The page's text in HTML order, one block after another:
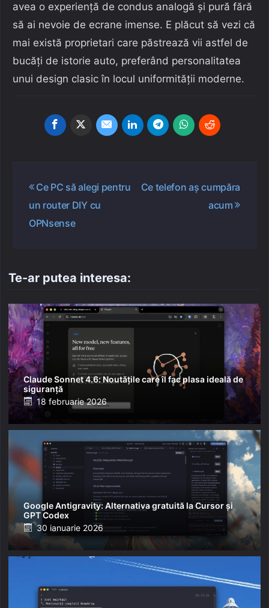
avea o experiență de condus analogă și pură fără
să ai nevoie de ecrane imense. E plăcut să vezi că
mai există proprietari care păstrează vii astfel de
bucăți de istorie auto, preferând personalitatea
unui design clasic în locul uniformității moderne.
Navigare
articole
Ce PC să alegi pentru
un router DIY cu
OPNsense
Ce telefon aș cumpăra
acum
Te-ar putea interesa:
Claude Sonnet 4.6: Noutățile care îl fac plasa ideală de
siguranță
Posted
18 februarie 2026
Google Antigravity: Alternativa gratuită la Cursor și
GPT Codex
Posted
30 ianuarie 2026